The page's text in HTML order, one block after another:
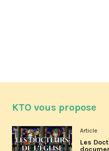
KTO vous propose
Article
Les